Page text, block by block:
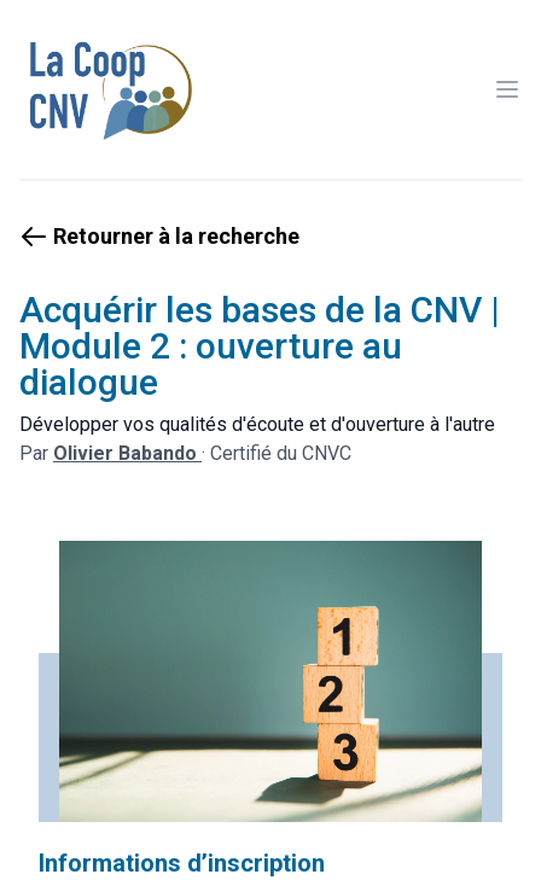
Retourner à la recherche
Acquérir les bases de la CNV |
Module 2 : ouverture au
dialogue
Développer vos qualités d'écoute et d'ouverture à l'autre
Par Olivier Babando · Certifié du CNVC
Informations d’inscription